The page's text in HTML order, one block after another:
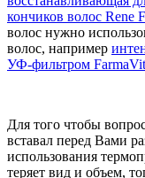
кончиков волос Rene
волос нужно
волос, например
УФ-фильтром
Для того чтобы
вставал перед Вами
использования
теряет вид и объем,